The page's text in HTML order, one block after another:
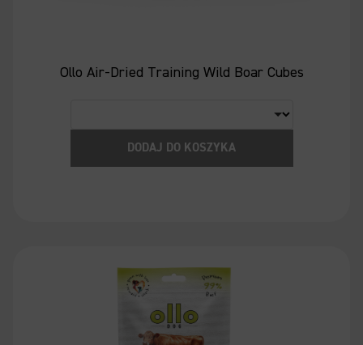
Ollo Air-Dried Training Wild Boar Cubes
DODAJ DO KOSZYKA